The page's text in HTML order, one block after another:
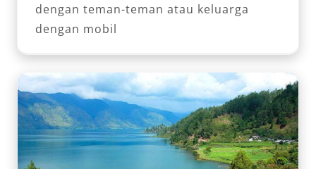
dengan teman-teman atau keluarga
dengan mobil